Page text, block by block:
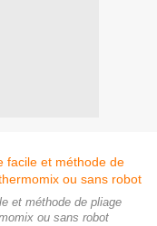
et méthode de pliage
ou sans robot